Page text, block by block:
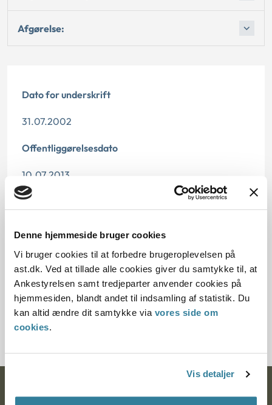
Denne hjemmeside bruger cookies
Vi bruger cookies til at forbedre brugeroplevelsen på
ast.dk. Ved at tillade alle cookies giver du samtykke til, at
Ankestyrelsen samt tredjeparter anvender cookies på
hjemmesiden, blandt andet til indsamling af statistik. Du
kan altid ændre dit samtykke via vores side om
cookies.
Vis detaljer
Afgørelse:
Dato for underskrift
31.07.2002
Offentliggørelsesdato
10.07.2013
Denne principafgørelse er kasseret den 19. juni 2019,
Paragraf
§ 60 § 61 § 64 § 62
Journalnummer
200100-02
Ankestyrelsen